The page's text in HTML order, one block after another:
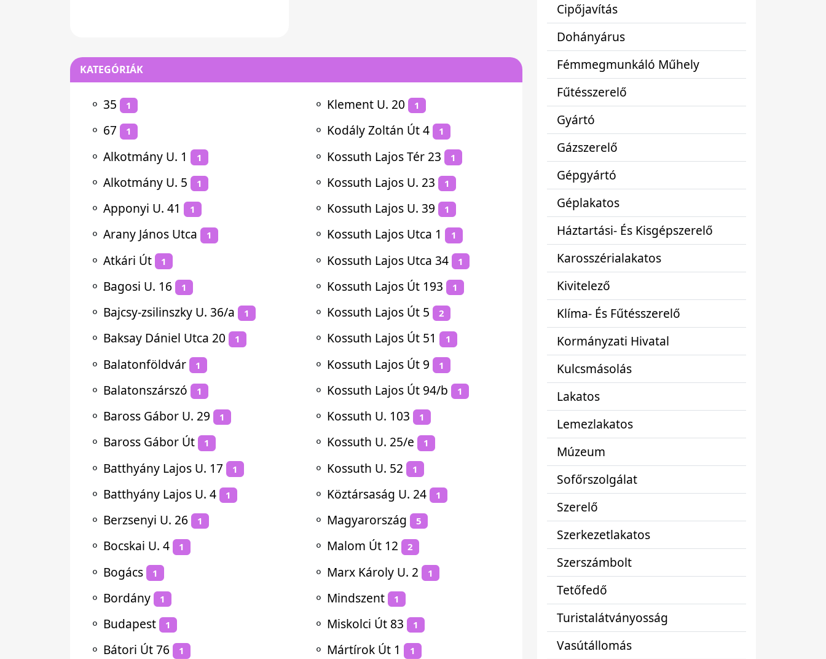
KATEGÓRIÁK
⚬ 35 1
⚬ 67 1
⚬ Alkotmány U. 1 1
⚬ Alkotmány U. 5 1
⚬ Apponyi U. 41 1
⚬ Arany János Utca 1
⚬ Atkári Út 1
⚬ Bagosi U. 16 1
⚬ Bajcsy-zsilinszky U. 36/a 1
⚬ Baksay Dániel Utca 20 1
⚬ Balatonföldvár 1
⚬ Balatonszárszó 1
⚬ Baross Gábor U. 29 1
⚬ Baross Gábor Út 1
⚬ Batthyány Lajos U. 17 1
⚬ Batthyány Lajos U. 4 1
⚬ Berzsenyi U. 26 1
⚬ Bocskai U. 4 1
⚬ Bogács 1
⚬ Bordány 1
⚬ Budapest 1
⚬ Bátori Út 76 1
⚬ Klement U. 20 1
⚬ Kodály Zoltán Út 4 1
⚬ Kossuth Lajos Tér 23 1
⚬ Kossuth Lajos U. 23 1
⚬ Kossuth Lajos U. 39 1
⚬ Kossuth Lajos Utca 1 1
⚬ Kossuth Lajos Utca 34 1
⚬ Kossuth Lajos Út 193 1
⚬ Kossuth Lajos Út 5 2
⚬ Kossuth Lajos Út 51 1
⚬ Kossuth Lajos Út 9 1
⚬ Kossuth Lajos Út 94/b 1
⚬ Kossuth U. 103 1
⚬ Kossuth U. 25/e 1
⚬ Kossuth U. 52 1
⚬ Köztársaság U. 24 1
⚬ Magyarország 5
⚬ Malom Út 12 2
⚬ Marx Károly U. 2 1
⚬ Mindszent 1
⚬ Miskolci Út 83 1
⚬ Mártírok Út 1 1
Cipőjavítás
Dohányárus
Fémmegmunkáló Műhely
Fűtésszerelő
Gyártó
Gázszerelő
Gépgyártó
Géplakatos
Háztartási- És Kisgépszerelő
Karosszérialakatos
Kivitelező
Klíma- És Fűtésszerelő
Kormányzati Hivatal
Kulcsmásolás
Lakatos
Lemezlakatos
Múzeum
Sofőrszolgálat
Szerelő
Szerkezetlakatos
Szerszámbolt
Tetőfedő
Turistalátványosság
Vasútállomás